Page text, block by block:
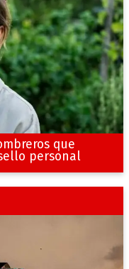
que
personal